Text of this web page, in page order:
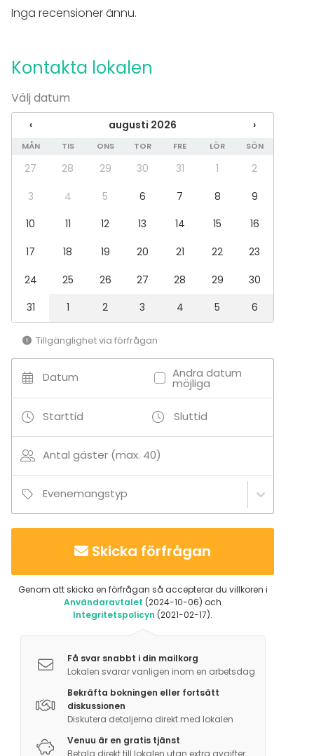
Kök i kundens bruk
Fest
Spa / relax / bastu
Middag / Lunch
Konferens
Mässa / Utställning
Rekreation
Upplevelse / aktivitet
Mötesrum
Coworking-lokal
Aktivitetslokal
Inga recensioner ännu.
Kontakta lokalen
Välj datum
‹ augusti 2026 ›
MÅN TIS ONS TOR FRE LÖR SÖN
27 28 29 30 31 1
2
3
4 5 6 7 8
9
10
11 12 13 14 15
16
17
18 19 20 21 22
23
24
25 26 27 28 29
30
31
1 2 3 4 5 6
Tillgänglighet via förfrågan
Datum Andra datum
möjliga
Starttid Sluttid
Antal gäster (max. 40)
Evenemangstyp
Skicka förfrågan
Genom att skicka en förfrågan så accepterar du villkoren i
Användaravtalet (2024-10-06) och
Integritetspolicyn (2021-02-17).
Få svar snabbt i din mailkorg
Lokalen svarar vanligen inom en arbetsdag
Bekräfta bokningen eller fortsätt
diskussionen
Diskutera detaljerna direkt med lokalen
Venuu är en gratis tjänst
Betala direkt till lokalen utan extra avgifter